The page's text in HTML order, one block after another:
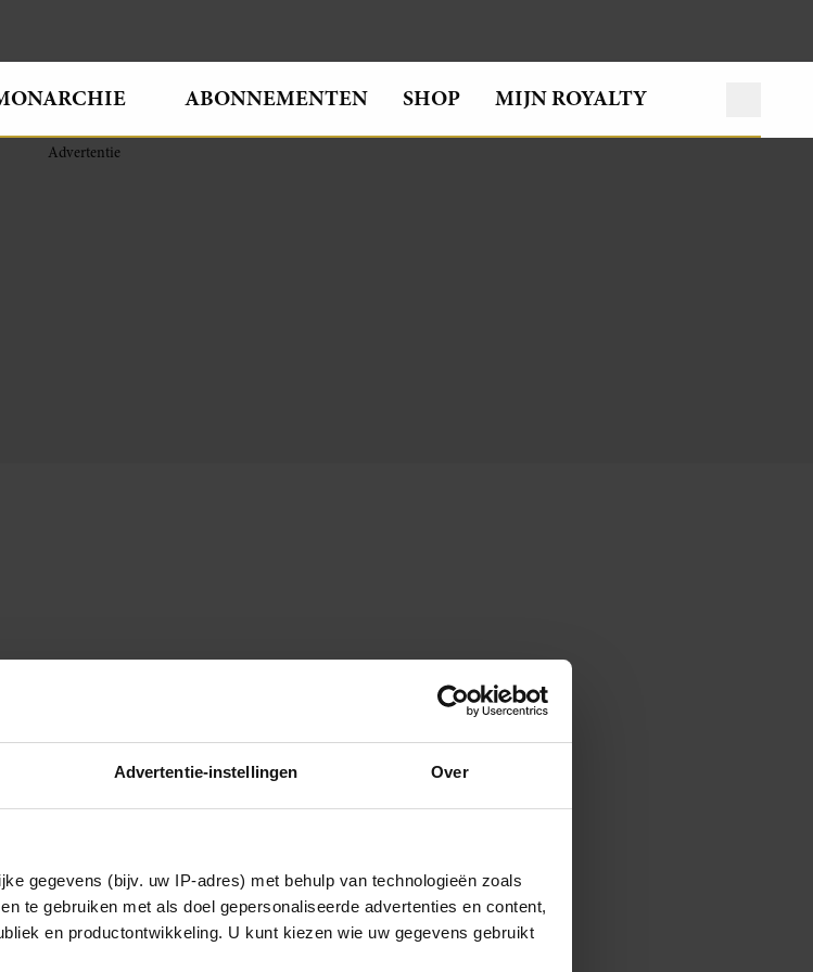
Advertentie-instellingen Over
gegevens (bijv. uw IP-adres) met behulp van technologieën zoals
te gebruiken met als doel gepersonaliseerde advertenties en content,
en productontwikkeling. U kunt kiezen wie uw gegevens gebruikt
ABONNEMENTEN SHOP MIJN ROYALTY